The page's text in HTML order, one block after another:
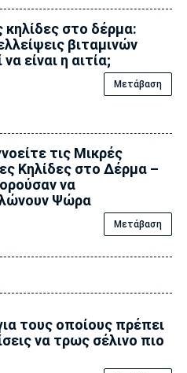
κηλίδες στο δέρμα:
βιταμινών
είναι η αιτία;
Μετάβαση
τις Μικρές
Κηλίδες στο Δέρμα –
να
Ψώρα
Μετάβαση
τους οποίους πρέπει
να τρως σέλινο πιο